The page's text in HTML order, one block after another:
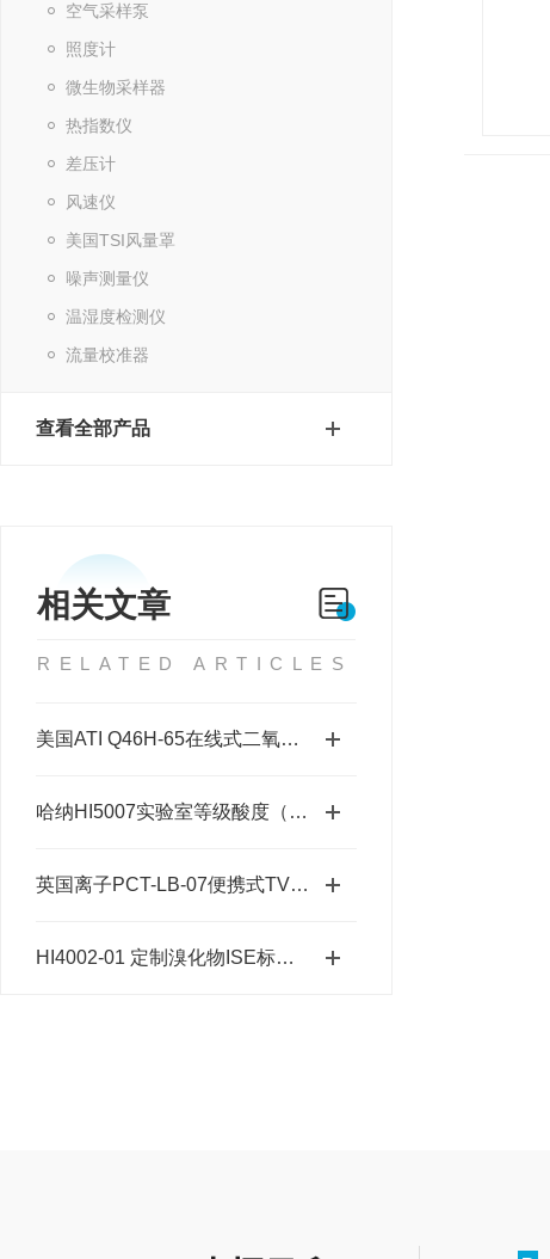
空气采样泵
照度计
微生物采样器
热指数仪
差压计
风速仪
美国TSI风量罩
噪声测量仪
温湿度检测仪
流量校准器
查看全部产品
相关文章
RELATED ARTICLES
美国ATI Q46H-65在线式二氧化氯分析仪主要有哪些特点
哈纳HI5007实验室等级酸度（7.01 pH）标准缓冲液
英国离子PCT-LB-07便携式TVOC检测仪（顺丰包邮）
HI4002-01 定制溴化物ISE标准液